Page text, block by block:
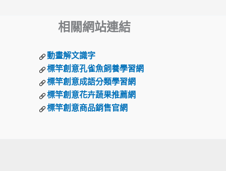
相關網站連結
動畫解文識字
標竿創意孔雀魚飼養學習網
標竿創意成語分類學習網
標竿創意花卉蔬果推薦網
標竿創意商品銷售官網